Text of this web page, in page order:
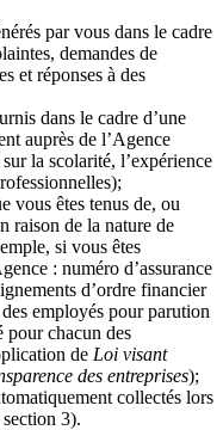
par vous dans le cadre
demandes de
et réponses à des
dans le cadre d’une
auprès de l’Agence
la scolarité, l’expérience
vous êtes tenus de, ou
raison de la nature de
si vous êtes
: numéro d’assurance
d’ordre financier
employés pour parution
pour chacun des
de Loi visant
des entreprises);
collectés lors
3).